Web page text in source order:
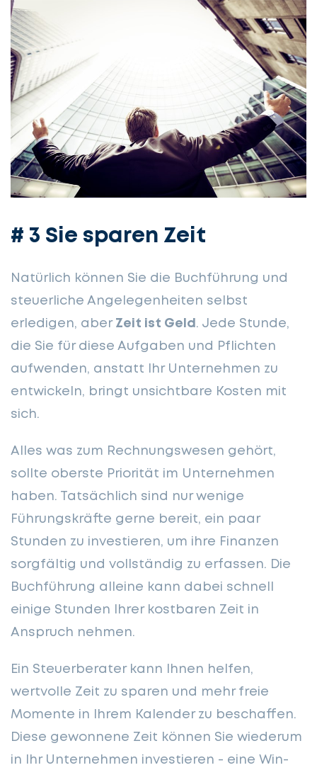
# 3 Sie sparen Zeit
Natürlich können Sie die Buchführung und
steuerliche Angelegenheiten selbst
erledigen, aber Zeit ist Geld . Jede Stunde,
die Sie für diese Aufgaben und Pflichten
aufwenden, anstatt Ihr Unternehmen zu
entwickeln, bringt unsichtbare Kosten mit
sich.
Alles was zum Rechnungswesen gehört,
sollte oberste Priorität im Unternehmen
haben. Tatsächlich sind nur wenige
Führungskräfte gerne bereit, ein paar
Stunden zu investieren, um ihre Finanzen
sorgfältig und vollständig zu erfassen. Die
Buchführung alleine kann dabei schnell
einige Stunden Ihrer kostbaren Zeit in
Anspruch nehmen.
Ein Steuerberater kann Ihnen helfen,
wertvolle Zeit zu sparen und mehr freie
Momente in Ihrem Kalender zu beschaffen.
Diese gewonnene Zeit können Sie wiederum
in Ihr Unternehmen investieren - eine Win-